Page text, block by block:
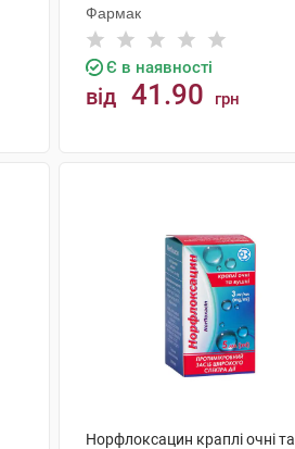
Фармак
Є в наявності
від 41.90 грн
Норфлоксацин краплі очні та